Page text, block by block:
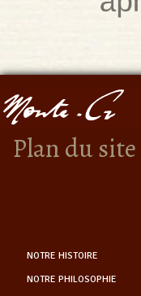
Plan du site
NOTRE HISTOIRE
NOTRE PHILOSOPHIE